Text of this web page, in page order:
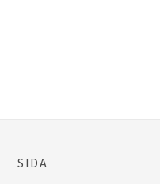
SIDA